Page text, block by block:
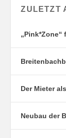
ZULETZT
Der Mieter
Neubau der